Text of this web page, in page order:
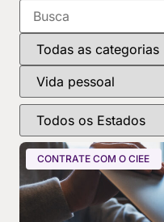
CONTRATE COM O CIEE